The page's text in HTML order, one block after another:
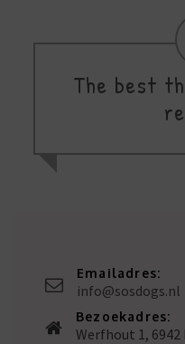
The best
Emailadres:
info@sosdogs.nl
Bezoekadres:
Werfhout 1, 6942